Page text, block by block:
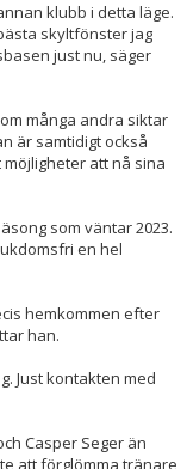
klubb i detta läge.
skyltfönster jag
just nu, säger
många andra siktar
är samtidigt också
att nå sina
som väntar 2023.
en hel
hemkommen efter
han.
Just kontakten med
Casper Seger än
att förglömma tränare